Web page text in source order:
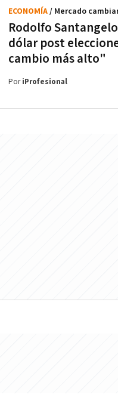
Rodolfo
dólar post
cambio más alto"
ECONOMÍA/ Mercado
PoriProfesional